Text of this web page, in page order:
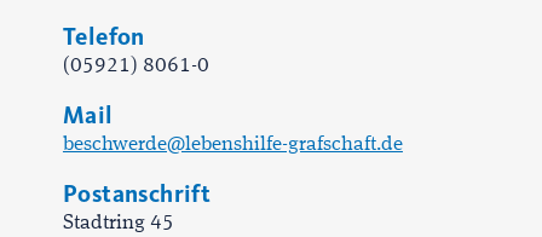
Telefon
(05921) 8061-0
Mail
beschwerde@lebenshilfe-grafschaft.de
Postanschrift
Stadtring 45